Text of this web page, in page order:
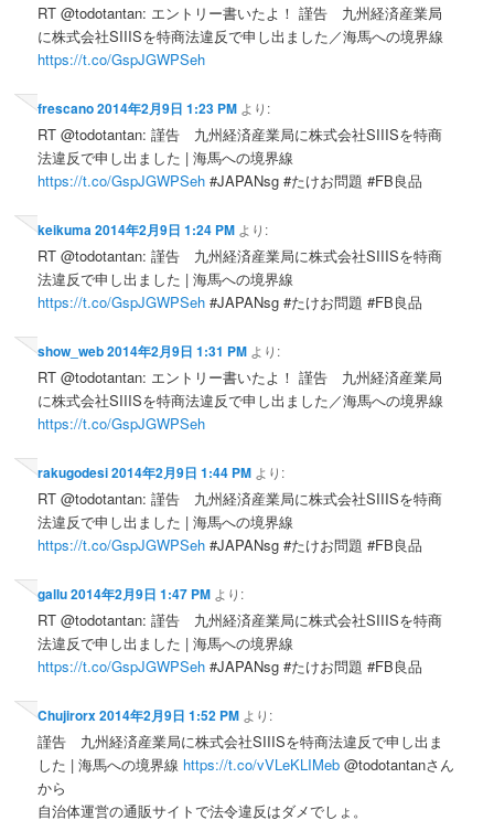
RT @todotantan: エントリー書いたよ！ 謹告 九州経済産業局
に株式会社SIIISを特商法違反で申し出ました／海馬への境界線
https://t.co/GspJGWPSeh
frescano2014年2月9日 1:23 PM より:
RT @todotantan: 謹告 九州経済産業局に株式会社SIIISを特商
法違反で申し出ました | 海馬への境界線
https://t.co/GspJGWPSeh #JAPANsg #たけお問題 #FB良品
keikuma2014年2月9日 1:24 PM より:
RT @todotantan: 謹告 九州経済産業局に株式会社SIIISを特商
法違反で申し出ました | 海馬への境界線
https://t.co/GspJGWPSeh #JAPANsg #たけお問題 #FB良品
show_web2014年2月9日 1:31 PM より:
RT @todotantan: エントリー書いたよ！ 謹告 九州経済産業局
に株式会社SIIISを特商法違反で申し出ました／海馬への境界線
https://t.co/GspJGWPSeh
rakugodesi2014年2月9日 1:44 PM より:
RT @todotantan: 謹告 九州経済産業局に株式会社SIIISを特商
法違反で申し出ました | 海馬への境界線
https://t.co/GspJGWPSeh #JAPANsg #たけお問題 #FB良品
gallu2014年2月9日 1:47 PM より:
RT @todotantan: 謹告 九州経済産業局に株式会社SIIISを特商
法違反で申し出ました | 海馬への境界線
https://t.co/GspJGWPSeh #JAPANsg #たけお問題 #FB良品
Chujirorx2014年2月9日 1:52 PM より:
謹告 九州経済産業局に株式会社SIIISを特商法違反で申し出ま
した | 海馬への境界線 https://t.co/vVLeKLIMeb @todotantanさん
から
自治体運営の通販サイトで法令違反はダメでしょ。